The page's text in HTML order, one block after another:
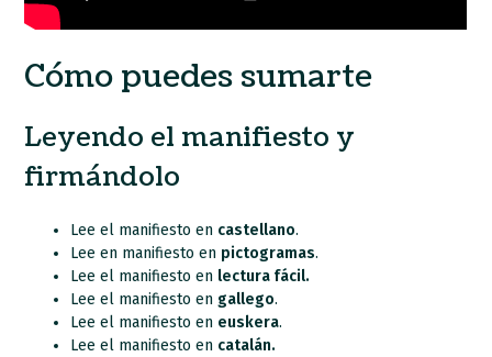
Cómo puedes sumarte
Leyendo el manifiesto y
firmándolo
Lee el manifiesto en castellano.
Lee en manifiesto en pictogramas.
Lee el manifiesto en lectura fácil.
Lee el manifiesto en gallego.
Lee el manifiesto en euskera.
Lee el manifiesto en catalán.